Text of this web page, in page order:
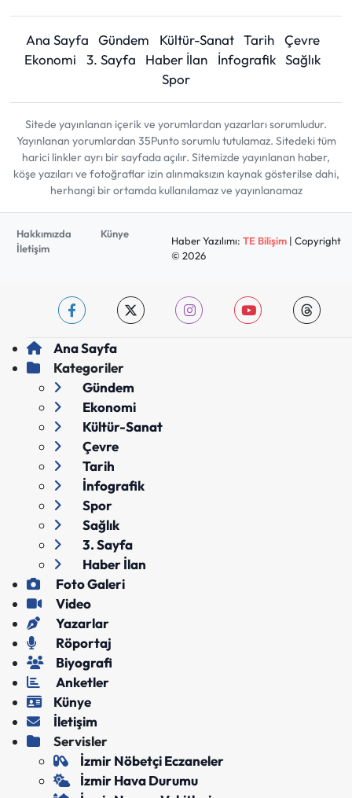
Ana Sayfa Gündem Kültür-Sanat Tarih
Çevre
Ekonomi
3. Sayfa Haber İlan İnfografik Sağlık
Spor
Sitede yayınlanan içerik ve yorumlardan yazarları sorumludur.
Yayınlanan yorumlardan 35Punto sorumlu tutulamaz. Sitedeki tüm
harici linkler ayrı bir sayfada açılır. Sitemizde yayınlanan haber,
köşe yazıları ve fotoğraflar izin alınmaksızın kaynak gösterilse dahi,
herhangi bir ortamda kullanılamaz ve yayınlanamaz
Hakkımızda
Künye
İletişim
Haber Yazılımı: TE Bilişim| Copyright
© 2026
Ana Sayfa
Kategoriler
Gündem
Ekonomi
Kültür-Sanat
Çevre
Tarih
İnfografik
Spor
Sağlık
3. Sayfa
Haber İlan
Foto Galeri
Video
Yazarlar
Röportaj
Biyografi
Anketler
Künye
İletişim
Servisler
İzmir Nöbetçi Eczaneler
İzmir Hava Durumu